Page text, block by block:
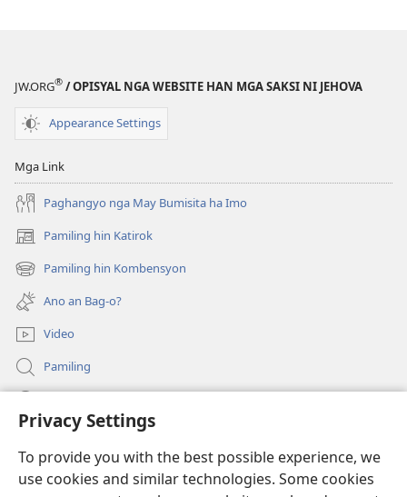
Privacy Settings
To provide you with the best possible experience, we
use cookies and similar technologies. Some cookies
JW.ORG® / OPISYAL NGA WEBSITE HAN MGA SAKSI NI JEHOVA
Appearance Settings
Mga Link
Paghangyo nga May Bumisita ha Imo
Pamiling hin Katirok
(opens
new
window)
Pamiling hin Kombensyon
(opens
new
window)
Ano an Bag-o?
Video
Pamiling
(opens
window)